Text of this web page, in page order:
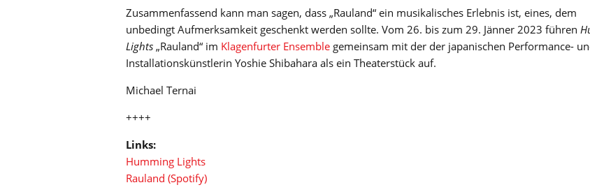
Zusammenfassend kann man sagen, dass „Rauland“ ein musikalisches Erlebnis ist, eines, dem
unbedingt Aufmerksamkeit geschenkt werden sollte. Vom 26. bis zum 29. Jänner 2023 führen
Lights „Rauland“ im Klagenfurter Ensemble gemeinsam mit der der japanischen Performance-
Installationskünstlerin Yoshie Shibahara als ein Theaterstück auf.
Michael Ternai
++++
Links:
Humming Lights
Rauland (Spotify)